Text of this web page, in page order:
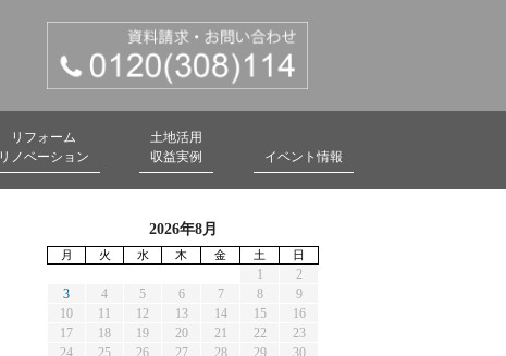
リフォーム
リノベーション
土地活用
収益実例
イベント情報
2026年8月
月 火 水 木 金 土 日
1
2
3
4 5 6 7 8
9
10
11 12 13 14 15
16
17
18 19 20 21 22
23
24
25 26 27 28 29
30